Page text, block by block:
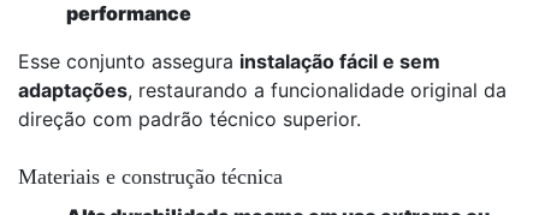
performance
Esse conjunto assegura instalação fácil e sem
adaptações, restaurando a funcionalidade original da
direção com padrão técnico superior.
Materiais e construção técnica